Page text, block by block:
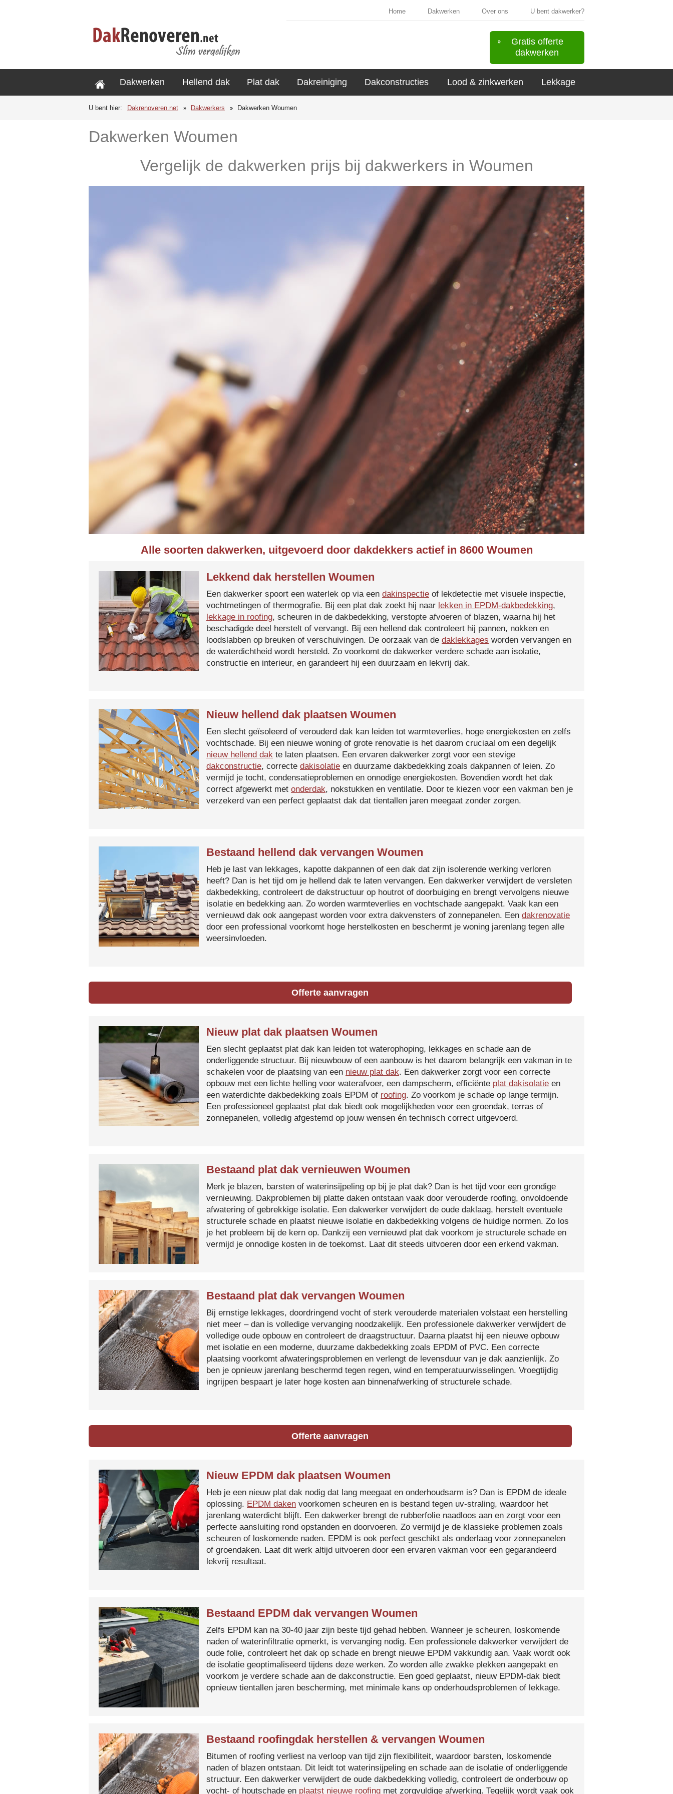
Home Dakwerken Over ons U bent dakwerker?
Gratis offerte
dakwerken
Dakwerken Hellend dak Plat dak Dakreiniging Dakconstructies Lood & zinkwerken Lekkage
U bent hier: Dakrenoveren.net Dakwerkers Dakwerken Woumen
Dakwerken Woumen
Vergelijk de dakwerken prijs bij dakwerkers in Woumen
Alle soorten dakwerken, uitgevoerd door dakdekkers actief in 8600 Woumen
Lekkend dak herstellen Woumen
Een dakwerker spoort een waterlek op via een dakinspectie of lekdetectie met visuele inspectie,
vochtmetingen of thermografie. Bij een plat dak zoekt hij naar lekken in EPDM-dakbedekking,
lekkage in roofing, scheuren in de dakbedekking, verstopte afvoeren of blazen, waarna hij het
beschadigde deel herstelt of vervangt. Bij een hellend dak controleert hij pannen, nokken en
loodslabben op breuken of verschuivingen. De oorzaak van de daklekkages worden vervangen en
de waterdichtheid wordt hersteld. Zo voorkomt de dakwerker verdere schade aan isolatie,
constructie en interieur, en garandeert hij een duurzaam en lekvrij dak.
Nieuw hellend dak plaatsen Woumen
Een slecht geïsoleerd of verouderd dak kan leiden tot warmteverlies, hoge energiekosten en zelfs
vochtschade. Bij een nieuwe woning of grote renovatie is het daarom cruciaal om een degelijk
nieuw hellend dak te laten plaatsen. Een ervaren dakwerker zorgt voor een stevige
dakconstructie, correcte dakisolatie en duurzame dakbedekking zoals dakpannen of leien. Zo
vermijd je tocht, condensatieproblemen en onnodige energiekosten. Bovendien wordt het dak
correct afgewerkt met onderdak, nokstukken en ventilatie. Door te kiezen voor een vakman ben je
verzekerd van een perfect geplaatst dak dat tientallen jaren meegaat zonder zorgen.
Bestaand hellend dak vervangen Woumen
Heb je last van lekkages, kapotte dakpannen of een dak dat zijn isolerende werking verloren
heeft? Dan is het tijd om je hellend dak te laten vervangen. Een dakwerker verwijdert de versleten
dakbedekking, controleert de dakstructuur op houtrot of doorbuiging en brengt vervolgens nieuwe
isolatie en bedekking aan. Zo worden warmteverlies en vochtschade aangepakt. Vaak kan een
vernieuwd dak ook aangepast worden voor extra dakvensters of zonnepanelen. Een dakrenovatie
door een professional voorkomt hoge herstelkosten en beschermt je woning jarenlang tegen alle
weersinvloeden.
Offerte aanvragen
Nieuw plat dak plaatsen Woumen
Een slecht geplaatst plat dak kan leiden tot waterophoping, lekkages en schade aan de
onderliggende structuur. Bij nieuwbouw of een aanbouw is het daarom belangrijk een vakman in te
schakelen voor de plaatsing van een nieuw plat dak. Een dakwerker zorgt voor een correcte
opbouw met een lichte helling voor waterafvoer, een dampscherm, efficiënte plat dakisolatie en
een waterdichte dakbedekking zoals EPDM of roofing. Zo voorkom je schade op lange termijn.
Een professioneel geplaatst plat dak biedt ook mogelijkheden voor een groendak, terras of
zonnepanelen, volledig afgestemd op jouw wensen én technisch correct uitgevoerd.
Bestaand plat dak vernieuwen Woumen
Merk je blazen, barsten of waterinsijpeling op bij je plat dak? Dan is het tijd voor een grondige
vernieuwing. Dakproblemen bij platte daken ontstaan vaak door verouderde roofing, onvoldoende
afwatering of gebrekkige isolatie. Een dakwerker verwijdert de oude daklaag, herstelt eventuele
structurele schade en plaatst nieuwe isolatie en dakbedekking volgens de huidige normen. Zo los
je het probleem bij de kern op. Dankzij een vernieuwd plat dak voorkom je structurele schade en
vermijd je onnodige kosten in de toekomst. Laat dit steeds uitvoeren door een erkend vakman.
Bestaand plat dak vervangen Woumen
Bij ernstige lekkages, doordringend vocht of sterk verouderde materialen volstaat een herstelling
niet meer – dan is volledige vervanging noodzakelijk. Een professionele dakwerker verwijdert de
volledige oude opbouw en controleert de draagstructuur. Daarna plaatst hij een nieuwe opbouw
met isolatie en een moderne, duurzame dakbedekking zoals EPDM of PVC. Een correcte
plaatsing voorkomt afwateringsproblemen en verlengt de levensduur van je dak aanzienlijk. Zo
ben je opnieuw jarenlang beschermd tegen regen, wind en temperatuurwisselingen. Vroegtijdig
ingrijpen bespaart je later hoge kosten aan binnenafwerking of structurele schade.
Offerte aanvragen
Nieuw EPDM dak plaatsen Woumen
Heb je een nieuw plat dak nodig dat lang meegaat en onderhoudsarm is? Dan is EPDM de ideale
oplossing. EPDM daken voorkomen scheuren en is bestand tegen uv-straling, waardoor het
jarenlang waterdicht blijft. Een dakwerker brengt de rubberfolie naadloos aan en zorgt voor een
perfecte aansluiting rond opstanden en doorvoeren. Zo vermijd je de klassieke problemen zoals
scheuren of loskomende naden. EPDM is ook perfect geschikt als onderlaag voor zonnepanelen
of groendaken. Laat dit werk altijd uitvoeren door een ervaren vakman voor een gegarandeerd
lekvrij resultaat.
Bestaand EPDM dak vervangen Woumen
Zelfs EPDM kan na 30-40 jaar zijn beste tijd gehad hebben. Wanneer je scheuren, loskomende
naden of waterinfiltratie opmerkt, is vervanging nodig. Een professionele dakwerker verwijdert de
oude folie, controleert het dak op schade en brengt nieuwe EPDM vakkundig aan. Vaak wordt ook
de isolatie geoptimaliseerd tijdens deze werken. Zo worden alle zwakke plekken aangepakt en
voorkom je verdere schade aan de dakconstructie. Een goed geplaatst, nieuw EPDM-dak biedt
opnieuw tientallen jaren bescherming, met minimale kans op onderhoudsproblemen of lekkage.
Bestaand roofingdak herstellen & vervangen Woumen
Bitumen of roofing verliest na verloop van tijd zijn flexibiliteit, waardoor barsten, loskomende
naden of blazen ontstaan. Dit leidt tot waterinsijpeling en schade aan de isolatie of onderliggende
structuur. Een dakwerker verwijdert de oude dakbedekking volledig, controleert de onderbouw op
vocht- of houtschade en plaatst nieuwe roofing met zorgvuldige afwerking. Tegelijk wordt vaak ook